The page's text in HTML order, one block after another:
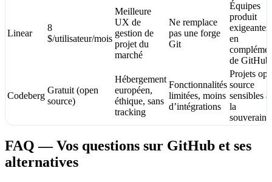
Linear
8
$/utilisateur/mois
Meilleure
UX de
gestion de
projet du
marché
Ne remplace
pas une forge
Git
Équipes
produit
exigeantes
en
de GitHub
Codeberg
Gratuit (open
source)
Hébergement
européen,
éthique, sans
tracking
Fonctionnalités
limitées, moins
d’intégrations
Projets
source
sensibles à
la
FAQ — Vos questions sur GitHub et ses
alternatives